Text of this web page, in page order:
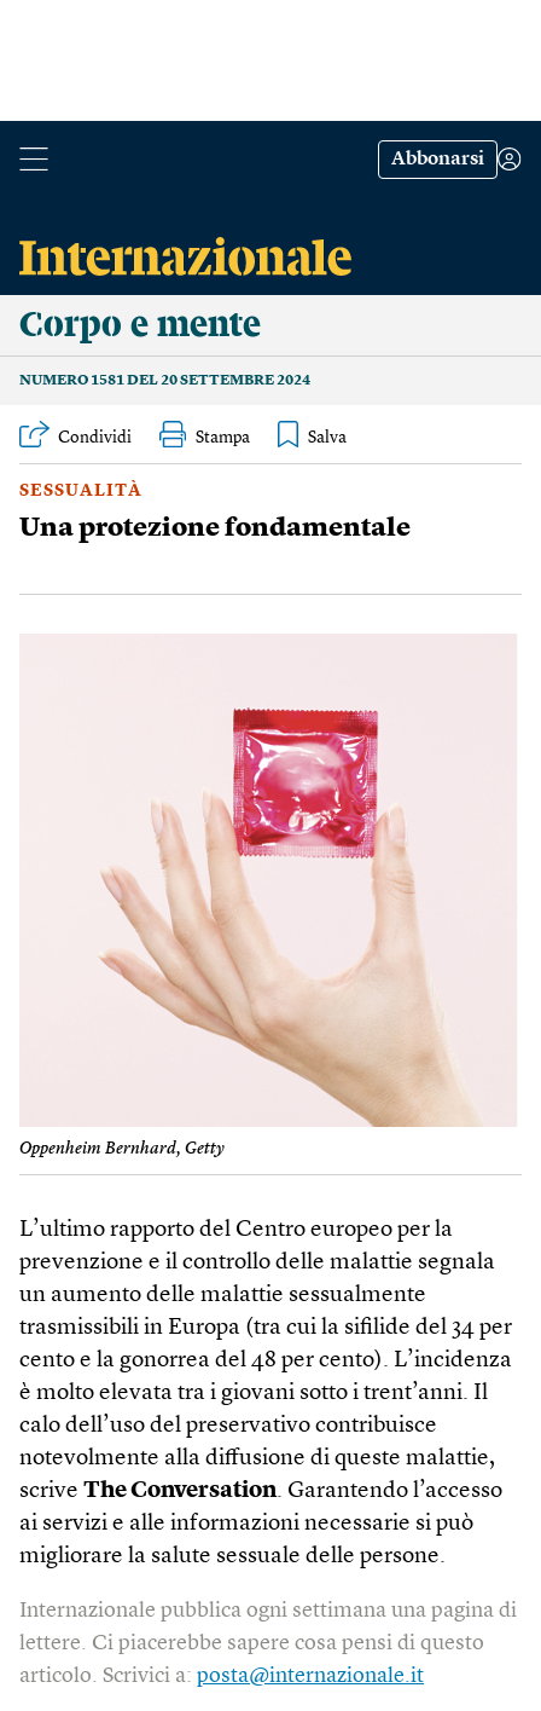
Abbonarsi
Corpo e mente
NUMERO 1581 DEL 20 SETTEMBRE 2024
Condividi Stampa
SESSUALITÀ
Una protezione fondamentale
Oppenheim Bernhard, Getty
L’ultimo rapporto del Centro europeo per la
prevenzione e il controllo delle malattie segnala
un aumento delle malattie sessualmente
trasmissibili in Europa (tra cui la sifilide del 34 per
cento e la gonorrea del 48 per cento). L’incidenza
è molto elevata tra i giovani sotto i trent’anni. Il
calo dell’uso del preservativo contribuisce
notevolmente alla diffusione di queste malattie,
scrive The Conversation. Garantendo l’accesso
ai servizi e alle informazioni necessarie si può
migliorare la salute sessuale delle persone.
Internazionale pubblica ogni settimana una pagina di
lettere. Ci piacerebbe sapere cosa pensi di questo
articolo. Scrivici a: posta@internazionale.it